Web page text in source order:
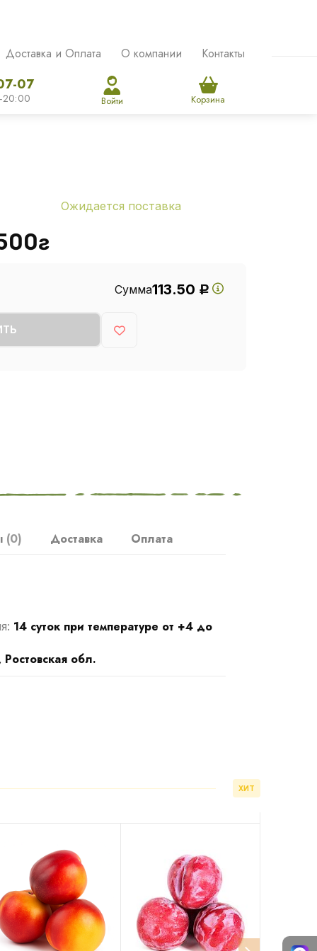
Доставка и Оплата О компании Контакты
07
20:00 Войти Корзина
Ожидается поставка
Сумма113.50 Р
(0) Доставка Оплата
14 суток при температуре от +4 до
Ростовская обл.
ХИТ